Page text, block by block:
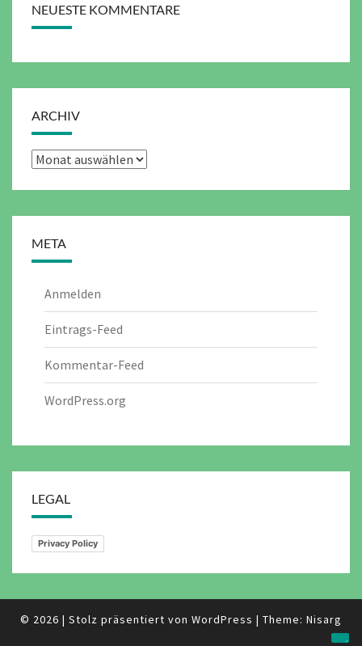
NEUESTE KOMMENTARE
ARCHIV
Archiv
META
Anmelden
Eintrags-Feed
Kommentar-Feed
WordPress.org
LEGAL
Privacy Policy
© 2026 | Stolz präsentiert von WordPress | Theme: Nisarg